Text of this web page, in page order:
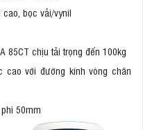
bọc vải/vynil
85CT chịu tải trọng đến 100kg
với đường kính vòng chân
50mm